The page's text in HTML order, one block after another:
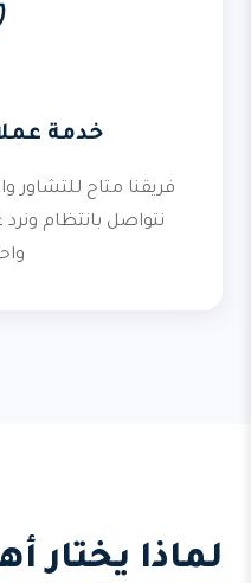
خدمة
فريقنا متاح للتشاور
نتواصل بانتظام
لماذا يختار